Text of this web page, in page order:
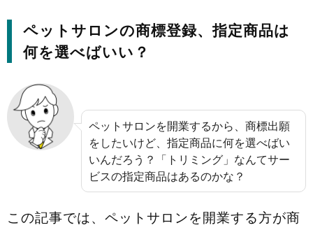
ペットサロンの商標登録、指定商品は
何を選べばいい？
ペットサロンを開業するから、商標出願
をしたいけど、指定商品に何を選べばい
いんだろう？「トリミング」なんてサー
ビスの指定商品はあるのかな？
この記事では、ペットサロンを開業する方が商